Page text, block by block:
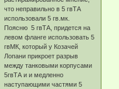
что неправильно в 5 гвТА
использовали 5 гв.мк.
Поясню 5 гвТА, придется на
левом фланге использовать 5
гвМК, который у Козачей
Лопани прикроет разрыв
между танковыми корпусами
5гвТА и и медленно
наступающими частями 5